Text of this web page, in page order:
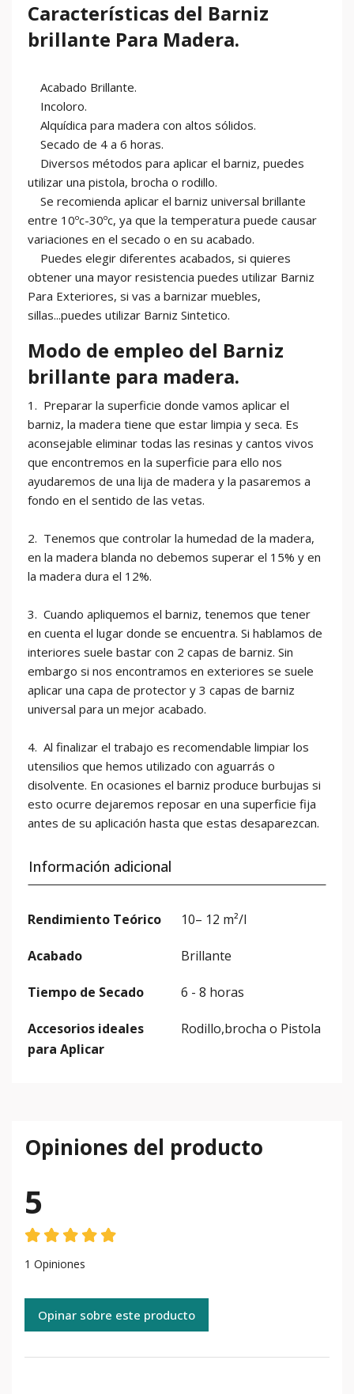
Características del Barniz
brillante Para Madera.
Acabado Brillante.
Incoloro.
Alquídica para madera con altos sólidos.
Secado de 4 a 6 horas.
Diversos métodos para aplicar el barniz, puedes
utilizar una pistola, brocha o rodillo.
Se recomienda aplicar el barniz universal brillante
entre 10ºc-30ºc, ya que la temperatura puede causar
variaciones en el secado o en su acabado.
Puedes elegir diferentes acabados, si quieres
obtener una mayor resistencia puedes utilizar Barniz
Para Exteriores, si vas a barnizar muebles,
sillas...puedes utilizar Barniz Sintetico.
Modo de empleo del Barniz
brillante para madera.
1. Preparar la superficie donde vamos aplicar el
barniz, la madera tiene que estar limpia y seca. Es
aconsejable eliminar todas las resinas y cantos vivos
que encontremos en la superficie para ello nos
ayudaremos de una lija de madera y la pasaremos a
fondo en el sentido de las vetas.
2. Tenemos que controlar la humedad de la madera,
en la madera blanda no debemos superar el 15% y en
la madera dura el 12%.
3. Cuando apliquemos el barniz, tenemos que tener
en cuenta el lugar donde se encuentra. Si hablamos de
interiores suele bastar con 2 capas de barniz. Sin
embargo si nos encontramos en exteriores se suele
aplicar una capa de protector y 3 capas de barniz
universal para un mejor acabado.
4. Al finalizar el trabajo es recomendable limpiar los
utensilios que hemos utilizado con aguarrás o
disolvente. En ocasiones el barniz produce burbujas si
esto ocurre dejaremos reposar en una superficie fija
antes de su aplicación hasta que estas desaparezcan.
Información adicional
Rendimiento Teórico 10– 12 m²/l
Acabado Brillante
Tiempo de Secado 6 - 8 horas
Accesorios ideales
para Aplicar
Rodillo,brocha o Pistola
Opiniones del producto
5
1 Opiniones
Opinar sobre este producto